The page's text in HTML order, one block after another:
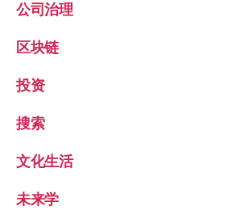
公司治理
区块链
投资
搜索
文化生活
未来学